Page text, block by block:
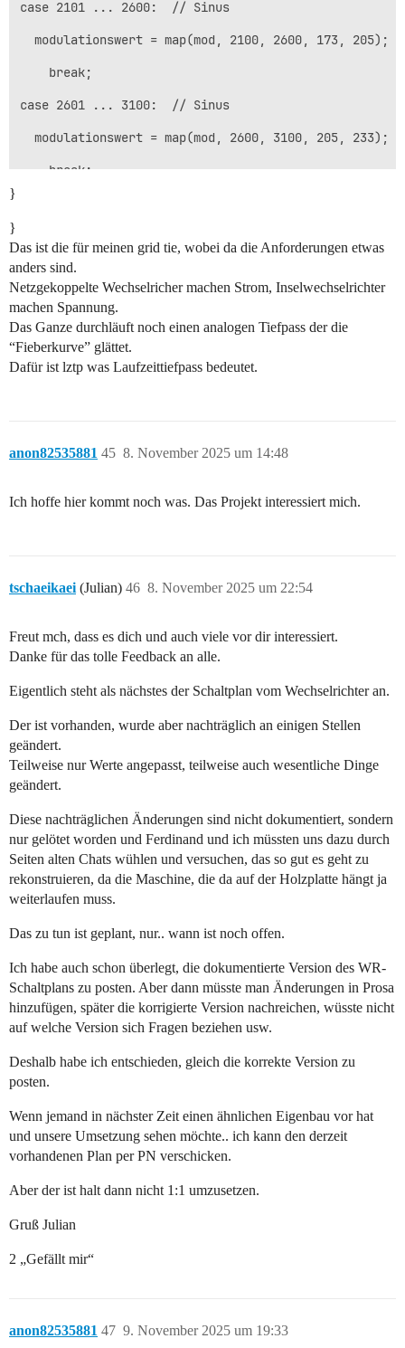
case 2101 ... 2600:  // Sinus
  modulationswert = map(mod, 2100, 2600, 173, 205);
    break;
case 2601 ... 3100:  // Sinus
  modulationswert = map(mod, 2600, 3100, 205, 233);
    break;
    break;
case 3601 ... 5000:  // Scheitelplateau
  modulationswert = 255;
}
}
Das ist die für meinen grid tie, wobei da die Anforderungen etwas
anders sind.
Netzgekoppelte Wechselricher machen Strom, Inselwechselrichter
machen Spannung.
Das Ganze durchläuft noch einen analogen Tiefpass der die
“Fieberkurve” glättet.
Dafür ist lztp was Laufzeittiefpass bedeutet.
anon82535881 8. November 2025 um 14:48
45
Ich hoffe hier kommt noch was. Das Projekt interessiert mich.
tschaeikaei (Julian) 8. November 2025 um 22:54
46
Freut mch, dass es dich und auch viele vor dir interessiert.
Danke für das tolle Feedback an alle.
Eigentlich steht als nächstes der Schaltplan vom Wechselrichter an.
Der ist vorhanden, wurde aber nachträglich an einigen Stellen
geändert.
Teilweise nur Werte angepasst, teilweise auch wesentliche Dinge
geändert.
Diese nachträglichen Änderungen sind nicht dokumentiert, sondern
nur gelötet worden und Ferdinand und ich müssten uns dazu durch
Seiten alten Chats wühlen und versuchen, das so gut es geht zu
rekonstruieren, da die Maschine, die da auf der Holzplatte hängt ja
weiterlaufen muss.
Das zu tun ist geplant, nur.. wann ist noch offen.
Ich habe auch schon überlegt, die dokumentierte Version des WR-
Schaltplans zu posten. Aber dann müsste man Änderungen in Prosa
hinzufügen, später die korrigierte Version nachreichen, wüsste nicht
auf welche Version sich Fragen beziehen usw.
Deshalb habe ich entschieden, gleich die korrekte Version zu
posten.
Wenn jemand in nächster Zeit einen ähnlichen Eigenbau vor hat
und unsere Umsetzung sehen möchte.. ich kann den derzeit
vorhandenen Plan per PN verschicken.
Aber der ist halt dann nicht 1:1 umzusetzen.
Gruß Julian
2 „Gefällt mir“
anon82535881 9. November 2025 um 19:33
47